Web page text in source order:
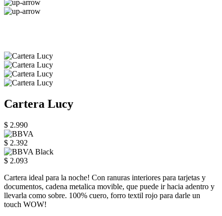
Cartera Lucy
$ 2.990
$ 2.392
$ 2.093
Cartera ideal para la noche! Con ranuras interiores para tarjetas y
documentos, cadena metalica movible, que puede ir hacia adentro y
llevarla como sobre. 100% cuero, forro textil rojo para darle un
touch WOW!